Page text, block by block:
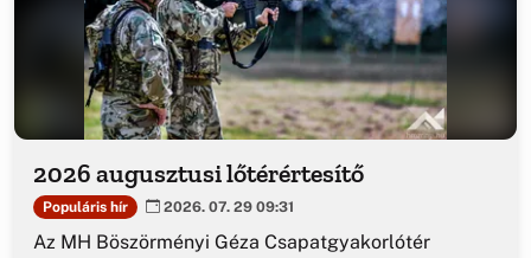
2026 augusztusi lőtérértesítő
Populáris hír 2026. 07. 29 09:31
Az MH Böszörményi Géza Csapatgyakorlótér